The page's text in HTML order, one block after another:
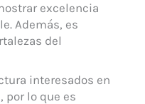
excelencia
Además, es
del
interesados en
por lo que es